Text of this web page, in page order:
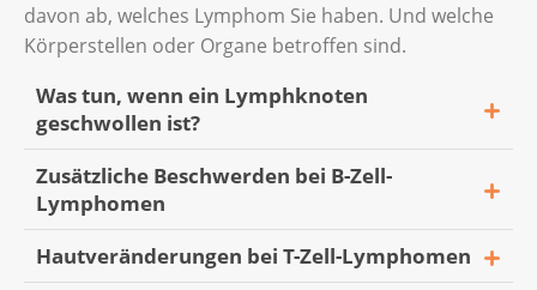
davon ab, welches Lymphom Sie haben. Und welche
Körperstellen oder Organe betroffen sind.
Was tun, wenn ein Lymphknoten
geschwollen ist?
Geschwollene Lymphknoten bedeuten nicht
gleich, dass Sie ein Lymphom haben. Die
Lymphknoten am Hals beispielsweise können
wegen einer Erkältung oder einer anderen
Zusätzliche Beschwerden bei B-Zell-
Lymphomen
Mögliche Beschwerden bei einem B-Zell-
Hautveränderungen bei T-Zell-Lymphomen